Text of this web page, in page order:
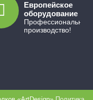
Европейское
оборудование
Профессиональное
производство!